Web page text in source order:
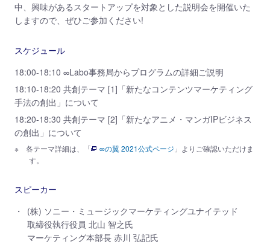
中、興味があるスタートアップを対象とした説明会を開催いた
しますので、ぜひご参加ください!
スケジュール
18:00-18:10 ∞Labo事務局からプログラムの詳細ご説明
18:10-18:20 共創テーマ [1]「新たなコンテンツマーケティング
手法の創出」について
18:20-18:30 共創テーマ [2]「新たなアニメ・マンガIPビジネス
の創出」について
各テーマ詳細は、「 ∞の翼 2021公式ページ 」よりご確認いただけま
す。
スピーカー
(株) ソニー・ミュージックマーケティングユナイテッド
取締役執行役員 北山 智之氏
マーケティング本部長 赤川 弘記氏